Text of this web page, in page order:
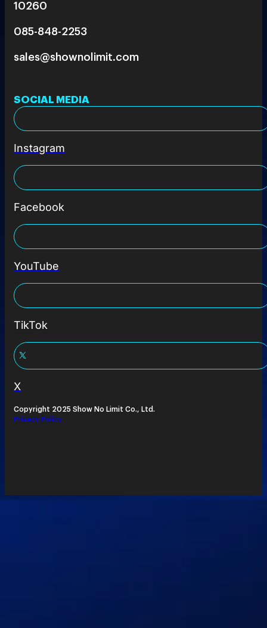
10260
085-848-2253
sales@shownolimit.com
SOCIAL MEDIA
Instagram
Facebook
YouTube
TikTok
X
Copyright 2025 Show No Limit Co., Ltd.
Privacy Policy